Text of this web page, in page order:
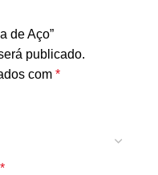
de Aço”
publicado.
com *
*